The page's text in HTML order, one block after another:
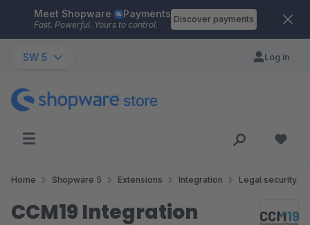
Skip to main content
Meet Shopware Payments
Fast. Powerful. Yours to control.
Discover payments
SW 5 Log in
Home Shopware 5 Extensions Integration Legal security
CCM19 Integration